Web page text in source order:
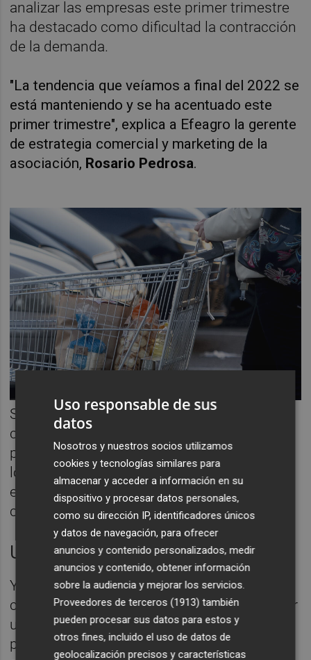
analizar las empresas este primer trimestre
ha destacado como dificultad la contracción
de la demanda.
"La tendencia que veíamos a final del 2022 se
está manteniendo y se ha acentuado este
primer trimestre", explica a Efeagro la gerente
de estrategia comercial y marketing de la
asociación, Rosario Pedrosa.
Sin relajarse aún los incrementos de costes
como los energéticos y los de las materias
primas, "está claro que se están reduciendo
los márgenes y los esfuerzos están puestos
en proteger la cuenta de explotación de las
compañías", expresa.
Un consumidor camaleónico
Y a todo esto se suma una incertidumbre: el
comportamiento de un consumidor que "por
una parte atiende a precios y, por otra, deja
patente que también se organiza para tener
Uso responsable de sus
datos
Nosotros y nuestros socios utilizamos
cookies y tecnologías similares para
almacenar y acceder a información en su
dispositivo y procesar datos personales,
como su dirección IP, identificadores únicos
y datos de navegación, para ofrecer
anuncios y contenido personalizados, medir
anuncios y contenido, obtener información
sobre la audiencia y mejorar los servicios.
Proveedores de terceros (1913) también
pueden procesar sus datos para estos y
otros fines, incluido el uso de datos de
geolocalización precisos y características